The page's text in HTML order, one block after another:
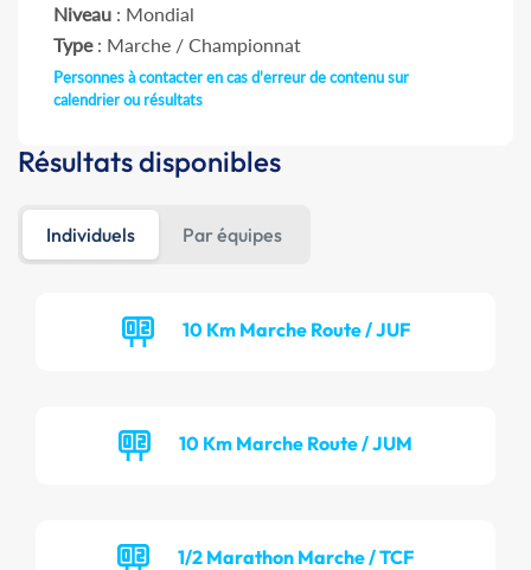
Niveau : Mondial
Type: Marche / Championnat
Personnes à contacter en cas d'erreur de contenu sur
calendrier ou résultats
Résultats disponibles
Individuels Par équipes
10 Km Marche Route / JUF
10 Km Marche Route / JUM
1/2 Marathon Marche / TCF